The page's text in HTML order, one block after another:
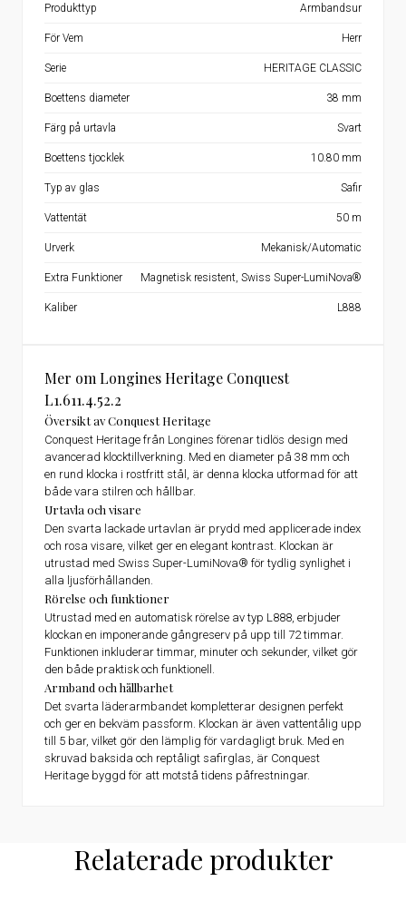
Mer om Longines Heritage Conquest
L1.611.4.52.2
Översikt av Conquest Heritage
Conquest Heritage från Longines förenar tidlös design med
avancerad klocktillverkning. Med en diameter på 38 mm och
en rund klocka i rostfritt stål, är denna klocka utformad för att
både vara stilren och hållbar.
Urtavla och visare
Den svarta lackade urtavlan är prydd med applicerade index
och rosa visare, vilket ger en elegant kontrast. Klockan är
utrustad med Swiss Super-LumiNova® för tydlig synlighet i
alla ljusförhållanden.
Rörelse och funktioner
Utrustad med en automatisk rörelse av typ L888, erbjuder
klockan en imponerande gångreserv på upp till 72 timmar.
Funktionen inkluderar timmar, minuter och sekunder, vilket gör
den både praktisk och funktionell.
Armband och hållbarhet
Det svarta läderarmbandet kompletterar designen perfekt
och ger en bekväm passform. Klockan är även vattentålig upp
till 5 bar, vilket gör den lämplig för vardagligt bruk. Med en
skruvad baksida och reptåligt safirglas, är Conquest
Heritage byggd för att motstå tidens påfrestningar.
Produkttyp Armbandsur
För Vem Herr
Serie HERITAGE CLASSIC
Boettens diameter 38 mm
Färg på urtavla Svart
Boettens tjocklek 10.80 mm
Typ av glas Safir
Vattentät 50 m
Urverk Mekanisk/Automatic
Extra Funktioner Magnetisk resistent, Swiss Super-LumiNova®
Kaliber L888
Relaterade produkter